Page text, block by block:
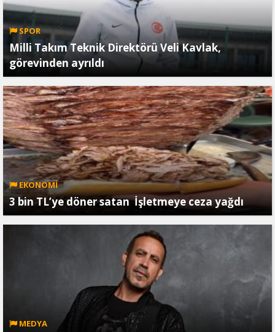
SPOR
Milli Takım Teknik Direktörü Veli Kavlak,
görevinden ayrıldı
EKONOMİ
3 bin TL’ye döner satan İşletmeye ceza yağdı
MEDYA